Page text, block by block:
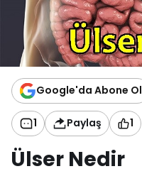
Google'da Abone Ol
1 Paylaş 1
Ülser Nedir